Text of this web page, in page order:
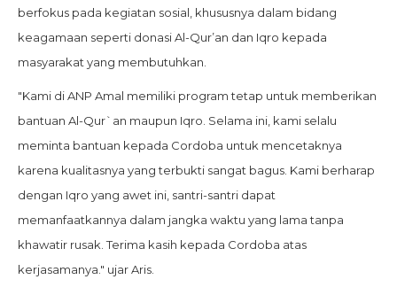
berfokus pada kegiatan sosial, khususnya dalam bidang
keagamaan seperti donasi Al-Qur’an dan Iqro kepada
masyarakat yang membutuhkan.
"Kami di ANP Amal memiliki program tetap untuk memberikan
bantuan Al-Qur`an maupun Iqro. Selama ini, kami selalu
meminta bantuan kepada Cordoba untuk mencetaknya
karena kualitasnya yang terbukti sangat bagus. Kami berharap
dengan Iqro yang awet ini, santri-santri dapat
memanfaatkannya dalam jangka waktu yang lama tanpa
khawatir rusak. Terima kasih kepada Cordoba atas
kerjasamanya." ujar Aris.